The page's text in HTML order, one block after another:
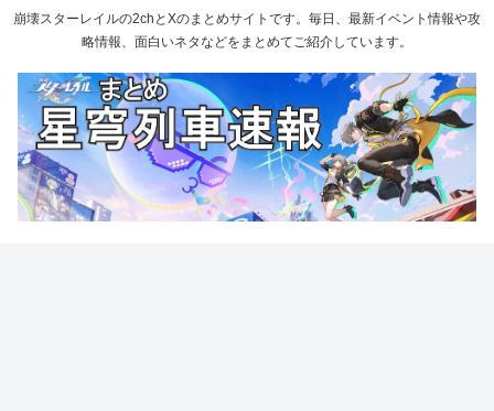
崩壊スターレイルの2chとXのまとめサイトです。毎日、最新イベント情報や攻
略情報、面白いネタなどをまとめてご紹介しています。